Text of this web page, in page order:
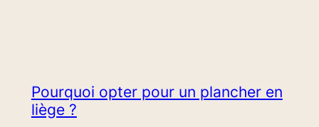
Pourquoi opter pour un plancher en
liège ?